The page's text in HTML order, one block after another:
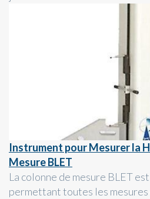
Instrument pour Mesurer la
Mesure BLET
La colonne de mesure BLET
permettant toutes les mesures